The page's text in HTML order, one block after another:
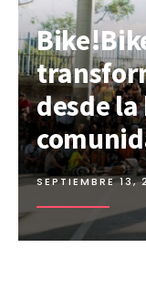
desde
SEPTIEMBRE 13,